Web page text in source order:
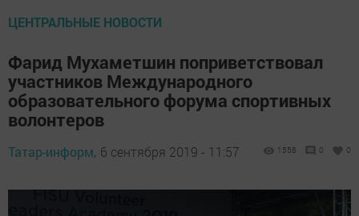
ЦЕНТРАЛЬНЫЕ НОВОСТИ
Фарид Мухаметшин поприветствовал
участников Международного
образовательного форума спортивных
волонтеров
Татар-информ, 6 сентября 2019 - 11:57 1558 0 0